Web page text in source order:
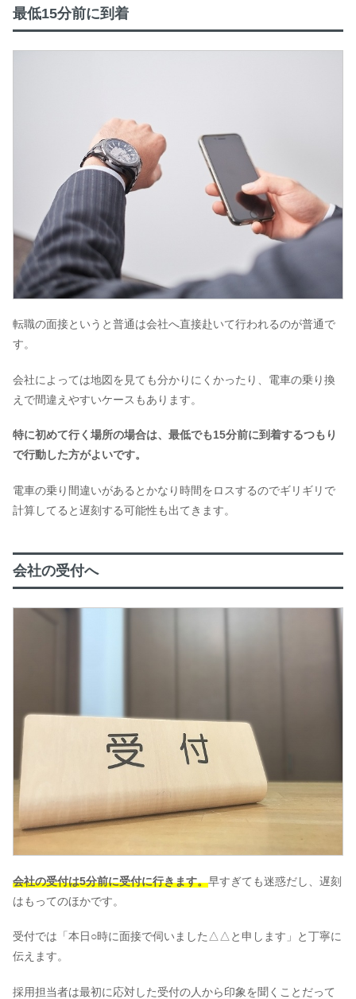
最低15分前に到着
転職の面接というと普通は会社へ直接赴いて行われるのが普通で
す。
会社によっては地図を見ても分かりにくかったり、電車の乗り換
えで間違えやすいケースもあります。
特に初めて行く場所の場合は、最低でも15分前に到着するつもり
で行動した方がよいです。
電車の乗り間違いがあるとかなり時間をロスするのでギリギリで
計算してると遅刻する可能性も出てきます。
会社の受付へ
会社の受付は5分前に受付に行きます。早すぎても迷惑だし、遅刻
はもってのほかです。
受付では「本日○時に面接で伺いました△△と申します」と丁寧に
伝えます。
採用担当者は最初に応対した受付の人から印象を聞くことだって